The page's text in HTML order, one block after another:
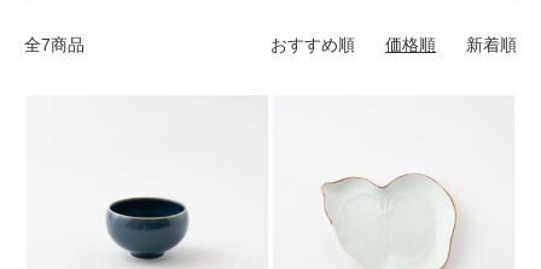
全7商品 おすすめ順 価格順 新着順